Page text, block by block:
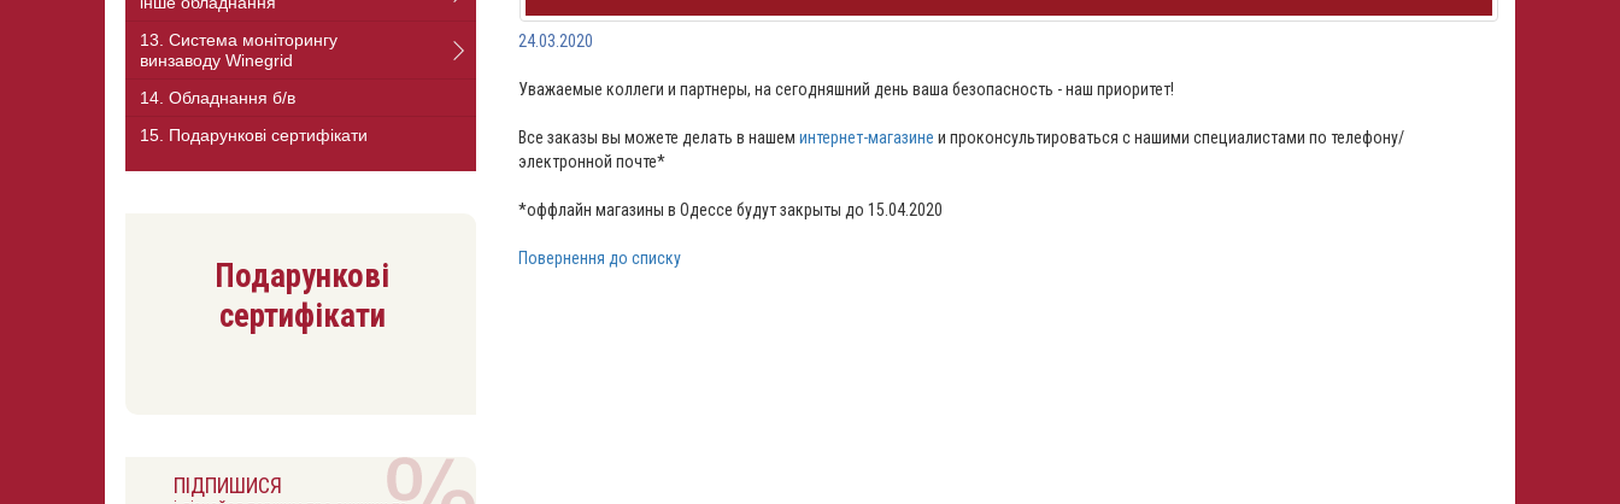
24.03.2020
Уважаемые коллеги и партнеры, на сегодняшний день ваша безопасность - наш приоритет!
Все заказы вы можете делать в нашем интернет-магазине и проконсультироваться с нашими специалистами по телефону/
электронной почте*
*оффлайн магазины в Одессе будут закрыты до 15.04.2020
Повернення до списку
13. Система моніторингу
винзаводу Winegrid
14. Обладнання б/в
15. Подарункові сертифікати
Подарункові
сертифікати
ПІДПИШИСЯ